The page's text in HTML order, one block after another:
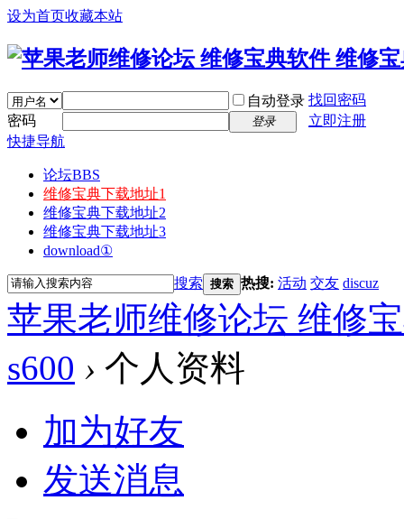
设为首页收藏本站
自动登录 找回密码
密码
登录
立即注册
快捷导航
论坛BBS
维修宝典下载地址1
维修宝典下载地址2
维修宝典下载地址3
download①
搜索 搜索 热搜: 活动 交友 discuz
苹果老师维修论坛 维修
s600 › 个人资料
加为好友
发送消息